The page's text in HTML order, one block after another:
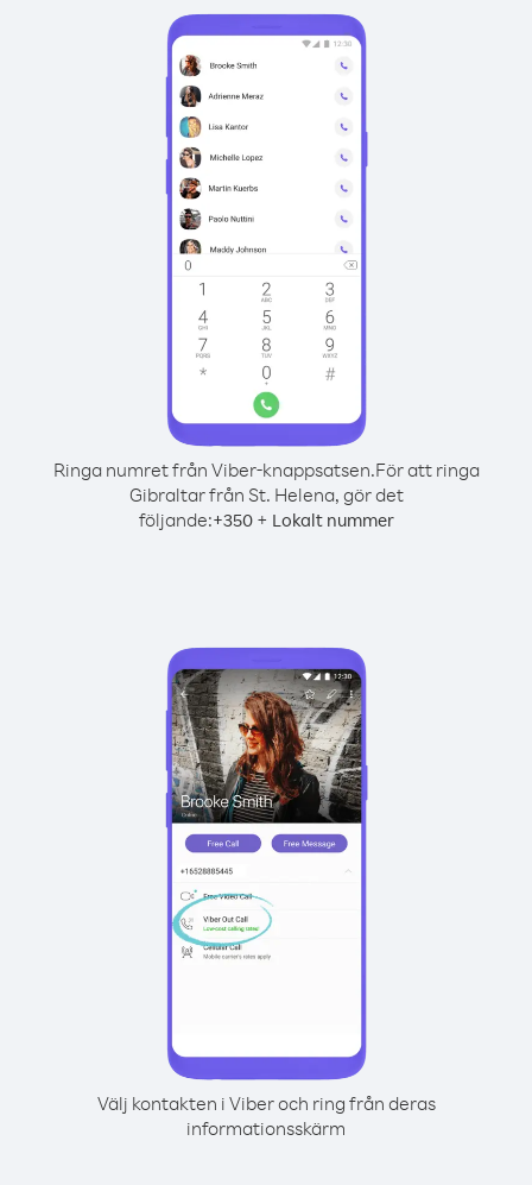
Ringa numret från Viber-knappsatsen.För att ringa
Gibraltar från St. Helena, gör det
följande:+350+ Lokalt nummer
Välj kontakten i Viber och ring från deras
informationsskärm